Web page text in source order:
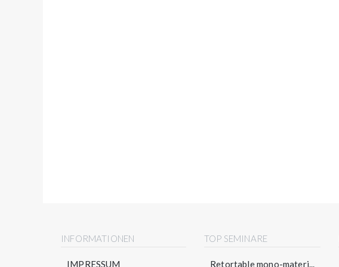
INFORMATIONEN
IMPRESSUM
TOP SEMINARE
Retortable mono-materi...